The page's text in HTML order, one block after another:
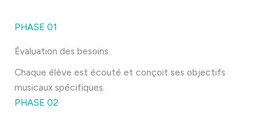
PHASE 01
Évaluation des besoins
Chaque élève est écouté et conçoit ses objectifs
musicaux spécifiques.
PHASE 02